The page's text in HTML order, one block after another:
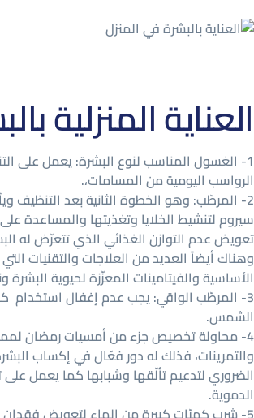
العناية المنزلية
1- الغسول المناسب لنوع البشرة: يعمل على
الرواسب اليومية من المسامات،.
2- المرطّب: وهو الخطوة الثانية بعد التنظيف
سيروم لتنشيط الخلايا وتغذيتها والمساعدة
تعويض عدم التوازن الغذائي الذي تتعرّض له
وهناك أيضاً العديد من العلاجات والتقنيات
الأساسية والفيتامينات المعزّزة لحيوية البشرة
3- المرطّب الواقي: يجب عدم إغفال استخدام
الشمس.
4- محاولة تخصيص جزء من أمسيات رمضان
والتمرينات، فذلك له دور فعّال في إكساب
الضروري لتدعيم تألّقها وشبابها كما يعمل على
الدموية.